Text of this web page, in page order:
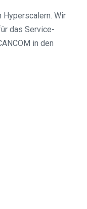
Wir
das Service-
in den